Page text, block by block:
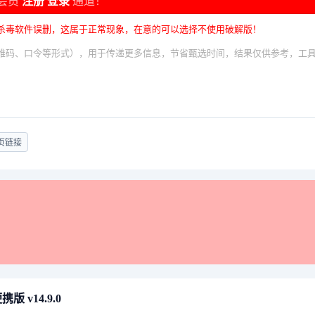
软件误删，这属于正常现象，在意的可以选择不使用破解版！
、口令等形式），用于传递更多信息，节省甄选时间，结果仅供参考，工
链接
版 v14.9.0